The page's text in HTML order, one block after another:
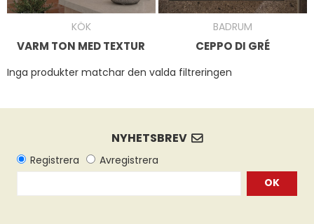
KÖK
VARM TON MED TEXTUR
BADRUM
CEPPO DI GRÉ
Inga produkter matchar den valda filtreringen
OK